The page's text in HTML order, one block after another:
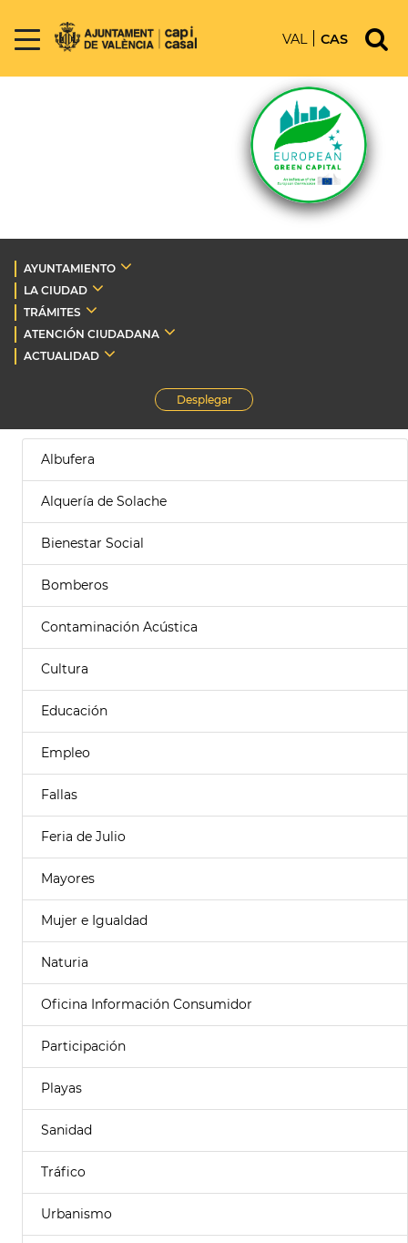
VAL CAS
AYUNTAMIENTO
LA CIUDAD
TRÁMITES
ATENCIÓN CIUDADANA
ACTUALIDAD
Desplegar
Albufera
Alquería de Solache
Bienestar Social
Bomberos
Contaminación Acústica
Cultura
Educación
Empleo
Fallas
Feria de Julio
Mayores
Mujer e Igualdad
Naturia
Oficina Información Consumidor
Participación
Playas
Sanidad
Tráfico
Urbanismo